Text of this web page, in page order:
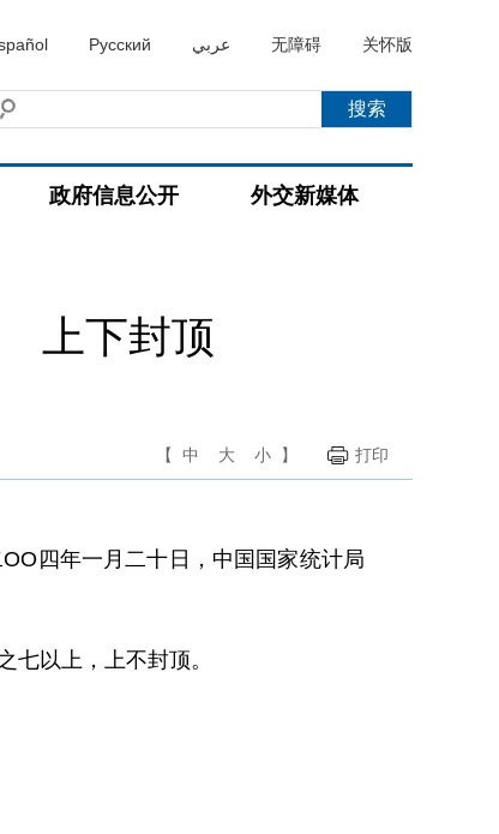
Русский عربي 无障碍 关怀版
政府信息公开 外交新媒体
上下封顶
【 中 大 小 】 打印
四年一月二十日，中国国家统计局
以上，上不封顶。